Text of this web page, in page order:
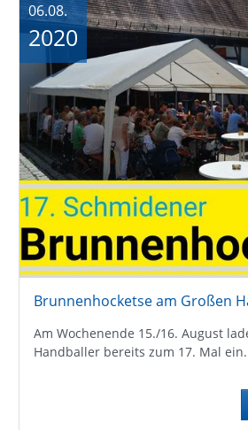
Brunnenhocketse am Großen
Am Wochenende 15./16. August
Handballer bereits zum 17. Mal ein.
06.08.
2020